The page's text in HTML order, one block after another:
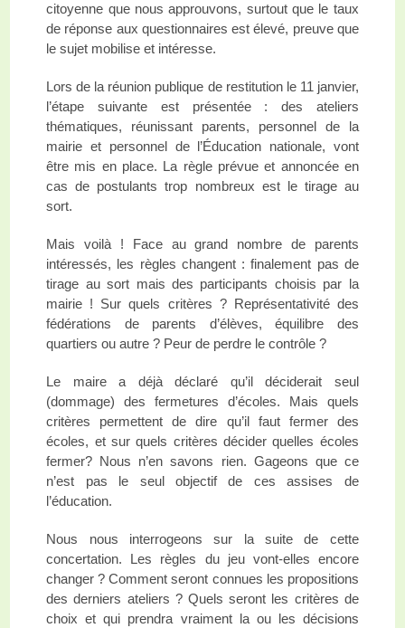
citoyenne que nous approuvons, surtout que le taux
de réponse aux questionnaires est élevé, preuve que
le sujet mobilise et intéresse.
Lors de la réunion publique de restitution le 11 janvier,
l’étape suivante est présentée : des ateliers
thématiques, réunissant parents, personnel de la
mairie et personnel de l’Éducation nationale, vont
être mis en place. La règle prévue et annoncée en
cas de postulants trop nombreux est le tirage au
sort.
Mais voilà ! Face au grand nombre de parents
intéressés, les règles changent : finalement pas de
tirage au sort mais des participants choisis par la
mairie ! Sur quels critères ? Représentativité des
fédérations de parents d’élèves, équilibre des
quartiers ou autre ? Peur de perdre le contrôle ?
Le maire a déjà déclaré qu’il déciderait seul
(dommage) des fermetures d’écoles. Mais quels
critères permettent de dire qu’il faut fermer des
écoles, et sur quels critères décider quelles écoles
fermer? Nous n’en savons rien. Gageons que ce
n’est pas le seul objectif de ces assises de
l’éducation.
Nous nous interrogeons sur la suite de cette
concertation. Les règles du jeu vont-elles encore
changer ? Comment seront connues les propositions
des derniers ateliers ? Quels seront les critères de
choix et qui prendra vraiment la ou les décisions